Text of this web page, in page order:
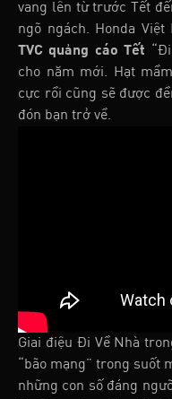
vang lên từ trước Tết
ngõ ngách. Honda
TVC quảng cáo Tết
cho năm mới. Hạt
cực rồi cũng sẽ được
đón bạn trở về.
Giai điệu Đi Về Nhà
“bão mạng” trong suốt
những con số đáng